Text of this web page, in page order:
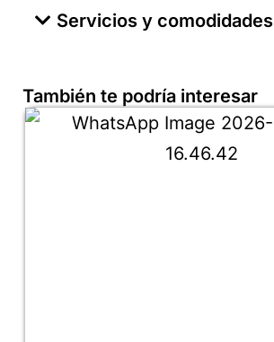
Servicios y comodidades
También te podría interesar